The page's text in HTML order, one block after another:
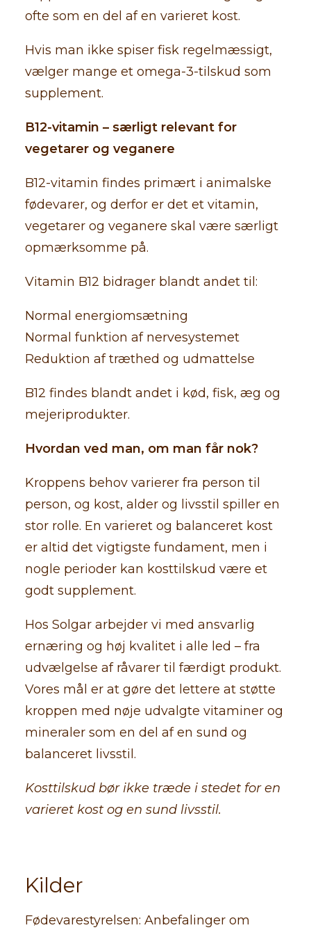
ofte som en del af en varieret kost.
Hvis man ikke spiser fisk regelmæssigt,
vælger mange et omega-3-tilskud som
supplement.
B12-vitamin – særligt relevant for
vegetarer og veganere
B12-vitamin findes primært i animalske
fødevarer, og derfor er det et vitamin,
vegetarer og veganere skal være særligt
opmærksomme på.
Vitamin B12 bidrager blandt andet til:
Normal energiomsætning
Normal funktion af nervesystemet
Reduktion af træthed og udmattelse
B12 findes blandt andet i kød, fisk, æg og
mejeriprodukter.
Hvordan ved man, om man får nok?
Kroppens behov varierer fra person til
person, og kost, alder og livsstil spiller en
stor rolle. En varieret og balanceret kost
er altid det vigtigste fundament, men i
nogle perioder kan kosttilskud være et
godt supplement.
Hos Solgar arbejder vi med ansvarlig
ernæring og høj kvalitet i alle led – fra
udvælgelse af råvarer til færdigt produkt.
Vores mål er at gøre det lettere at støtte
kroppen med nøje udvalgte vitaminer og
mineraler som en del af en sund og
balanceret livsstil.
Kosttilskud bør ikke træde i stedet for en
varieret kost og en sund livsstil.
Kilder
Fødevarestyrelsen: Anbefalinger om